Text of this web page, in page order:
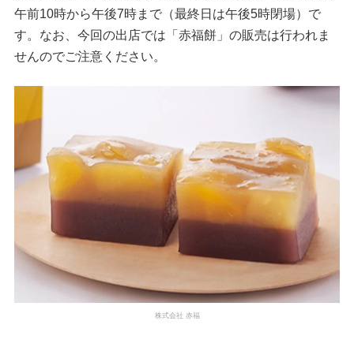
午前10時から午後7時まで（最終日は午後5時閉場）で
す。なお、今回の出店では「赤福餅」の販売は行われま
せんのでご注意ください。
株式会社 赤福